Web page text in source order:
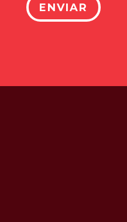
ENVIAR